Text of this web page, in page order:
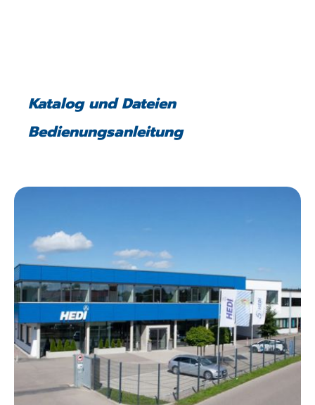
Katalog und Dateien
Bedienungsanleitung